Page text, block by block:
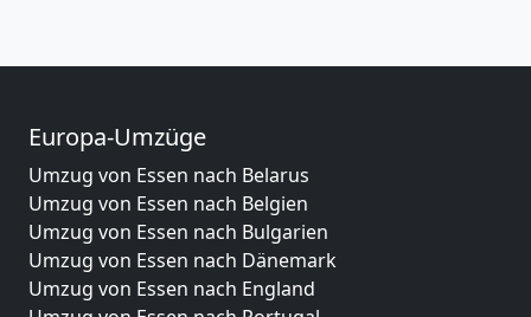
Europa-Umzüge
Umzug von Essen nach Belarus
Umzug von Essen nach Belgien
Umzug von Essen nach Bulgarien
Umzug von Essen nach Dänemark
Umzug von Essen nach England